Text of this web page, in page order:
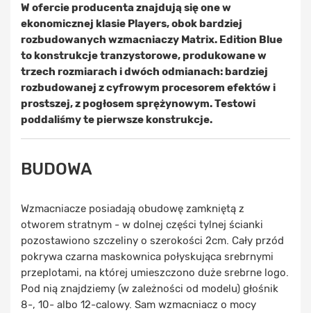
W ofercie producenta znajdują się one w
ekonomicznej klasie Players, obok bardziej
rozbudowanych wzmacniaczy Matrix. Edition Blue
to konstrukcje tranzystorowe, produkowane w
trzech rozmiarach i dwóch odmianach: bardziej
rozbudowanej z cyfrowym procesorem efektów i
prostszej, z pogłosem sprężynowym. Testowi
poddaliśmy te pierwsze konstrukcje.
BUDOWA
Wzmacniacze posiadają obudowę zamkniętą z
otworem stratnym - w dolnej części tylnej ścianki
pozostawiono szczeliny o szerokości 2cm. Cały przód
pokrywa czarna maskownica połyskująca srebrnymi
przeplotami, na której umieszczono duże srebrne logo.
Pod nią znajdziemy (w zależności od modelu) głośnik
8-, 10- albo 12-calowy. Sam wzmacniacz o mocy